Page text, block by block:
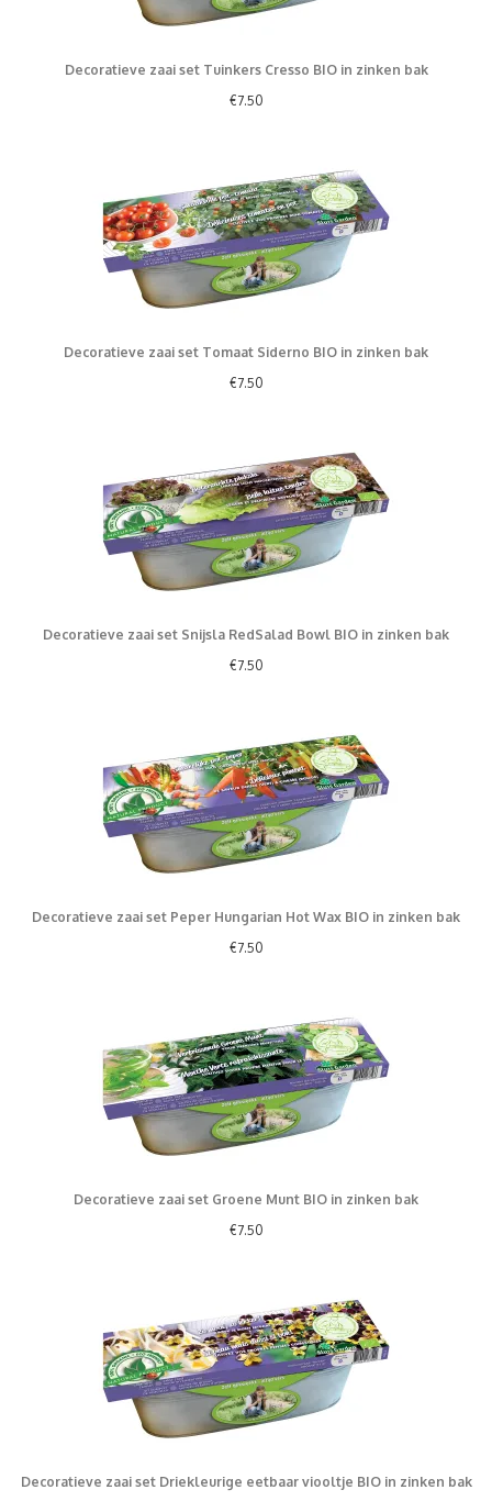
Decoratieve zaai set Tuinkers Cresso BIO in zinken bak
€7.50
Decoratieve zaai set Tomaat Siderno BIO in zinken bak
€7.50
Decoratieve zaai set Snijsla RedSalad Bowl BIO in zinken bak
€7.50
Decoratieve zaai set Peper Hungarian Hot Wax BIO in zinken bak
€7.50
Decoratieve zaai set Groene Munt BIO in zinken bak
€7.50
Decoratieve zaai set Driekleurige eetbaar viooltje BIO in zinken bak